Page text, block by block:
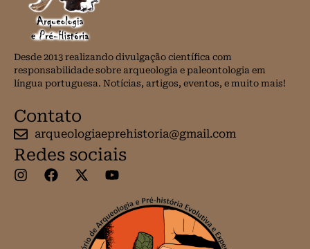
Desde 2013 realizando divulgação científica com
responsabilidade sobre arqueologia e paleontologia em
língua portuguesa. Notícias, artigos, eventos, e muito mais!
Contato
arqueologiaeprehistoria@gmail.com
Redes sociais